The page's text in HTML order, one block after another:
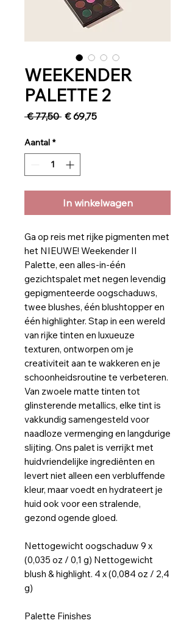
WEEKENDER
PALETTE 2
€ 77,50 Normale
€ 69,75Verkoopprijs
Aantal *
In winkelwagen
Ga op reis met rijke pigmenten met
het NIEUWE! Weekender II
Palette, een alles-in-één
gezichtspalet met negen levendig
gepigmenteerde oogschaduws,
twee blushes, één blushtopper en
één highlighter. Stap in een wereld
van rijke tinten en luxueuze
texturen, ontworpen om je
creativiteit aan te wakkeren en je
schoonheidsroutine te verbeteren.
Van zwoele matte tinten tot
glinsterende metallics, elke tint is
vakkundig samengesteld voor
naadloze vermenging en langdurige
slijting. Ons palet is verrijkt met
huidvriendelijke ingrediënten en
levert niet alleen een verbluffende
kleur, maar voedt en hydrateert je
huid ook voor een stralende,
gezond ogende gloed.
Nettogewicht oogschaduw 9 x
(0,035 oz / 0,1 g) Nettogewicht
blush & highlight. 4 x (0,084 oz / 2,4
g)
Palette Finishes